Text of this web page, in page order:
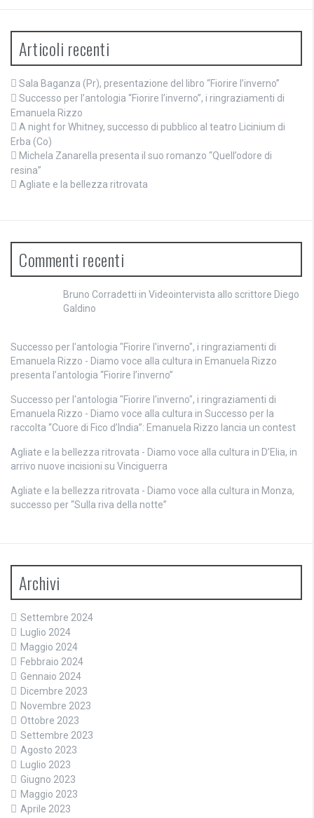
Articoli recenti
Sala Baganza (Pr), presentazione del libro “Fiorire l’inverno”
Successo per l’antologia “Fiorire l’inverno”, i ringraziamenti di
Emanuela Rizzo
A night for Whitney, successo di pubblico al teatro Licinium di
Erba (Co)
Michela Zanarella presenta il suo romanzo “Quell’odore di
resina”
Agliate e la bellezza ritrovata
Commenti recenti
Bruno Corradetti in Videointervista allo scrittore Diego
Galdino
Successo per l'antologia "Fiorire l'inverno", i ringraziamenti di
Emanuela Rizzo - Diamo voce alla cultura in Emanuela Rizzo
presenta l’antologia “Fiorire l’inverno”
Successo per l'antologia "Fiorire l'inverno", i ringraziamenti di
Emanuela Rizzo - Diamo voce alla cultura in Successo per la
raccolta “Cuore di Fico d’India”: Emanuela Rizzo lancia un contest
Agliate e la bellezza ritrovata - Diamo voce alla cultura in D’Elia, in
arrivo nuove incisioni su Vinciguerra
Agliate e la bellezza ritrovata - Diamo voce alla cultura in Monza,
successo per “Sulla riva della notte”
Archivi
Settembre 2024
Luglio 2024
Maggio 2024
Febbraio 2024
Gennaio 2024
Dicembre 2023
Novembre 2023
Ottobre 2023
Settembre 2023
Agosto 2023
Luglio 2023
Giugno 2023
Maggio 2023
Aprile 2023